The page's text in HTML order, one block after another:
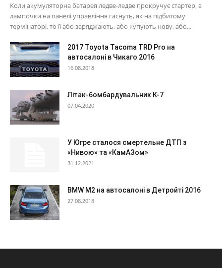
Коли акумуляторна батарея ледве-ледве прокручує стартер, а
лампочки на панелі управління гаснуть, як на підбитому
термінаторі, то її або заряджають, або купують нову, або...
2017 Toyota Tacoma TRD Pro на
автосалоні в Чикаго 2016
16.08.2018
Літак-бомбардувальник К-7
07.04.2020
У Югре сталося смертельне ДТП з
«Нивою» та «КамАЗом»
31.12.2021
BMW M2 на автосалоні в Детройті 2016
27.08.2018